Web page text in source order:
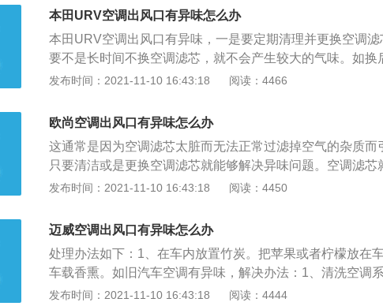
3日正式上市的。菲翔车身长度是4679毫米，宽度是1850毫
米，轴距是2708毫米。搭载的发动机是1.4T-JetTurbo的，
离合器自动变速器，最大功率分别是88千瓦和110千瓦，最
30牛·米，最高车速是205公里/小时，百公里加速时间是9.7
弗逊独立与后扭力梁式半独立的，全系标配了ESP车身稳定
本田URV空调出风口有异味怎么办
本田URV空调出风口有异味，一是要定期清理并更换空调滤
要不是长时间不换空调滤芯，就不会产生较大的气味。如换
需清理空调管道和蒸发箱。对不太严重的汽车空调气味，我
门车窗完全打开的情况下晒十几分钟。一是利用紫外线对车
毒；二是让热风把送风道内的脏空气做一个完全循环。优点
完成除味工作，缺点是只能除掉微弱的室内气味。
发布时间：2021-11-10 16:43:18 阅读：4466
欧尚空调出风口有异味怎么办
这通常是因为空调滤芯太脏而无法正常过滤掉空气的杂质而
只要清洁或是更换空调滤芯就能够解决异味问题。空调滤芯
后方，拆下手套箱就能够看到里面的空调滤芯盒子，打开盖
调旋转到暖风单开到最大风量，并且打开车门以及车窗，暴
外线对车内进行消毒，以及使用热风将送风道内的脏空气进
快速清理掉空调出风口异味了。另外还可以采用汽车空调风
洁，将车子停放在空气质量好的地方以后再开启外循环，并
换气挡，将清洗剂对准风口均匀的喷进风道里面，过几分钟
发布时间：2021-11-10 16:43:18 阅读：4450
迈威空调出风口有异味怎么办
处理办法如下：1、在车内放置竹炭。把苹果或者柠檬放在
车载香熏。如旧汽车空调有异味，解决办法：1、清洗空调
气调节过滤器。三、洗车后，按新车方法，放上竹炭、柠檬
发布时间：2021-11-10 16:43:18 阅读：4444